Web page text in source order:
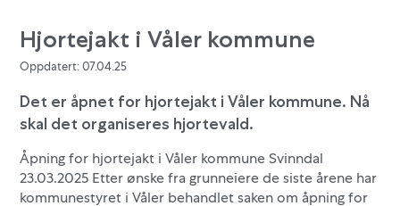
Hjortejakt i Våler kommune
Oppdatert: 07.04.25
Det er åpnet for hjortejakt i Våler kommune. Nå
skal det organiseres hjortevald.
Åpning for hjortejakt i Våler kommune Svinndal
23.03.2025 Etter ønske fra grunneiere de siste årene har
kommunestyret i Våler behandlet saken om åpning for